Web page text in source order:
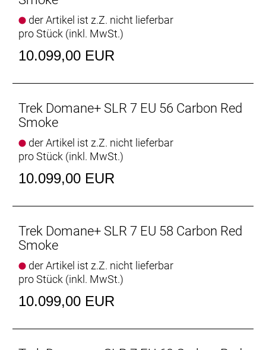
diskrete elektrische Antriebssystem sorgen für eine
Extraportion Vortrieb, ohne den schlanken Look und
die beeindruckende Performance des Bikes zu
beeinträchtigen. Die drahtlose, elektronische
- Der Harmonic Pinring-Motor von TQ arbeitet
beeindruckend diskret, ist kompakt, leicht und
bis 25 km/h.
- Der smarte Ladeanschluss, das elegant integrierte
Display und die dezente Steuerung sorgen dafür,
dass die cleane Optik eines traditionellen Rennrads
Geometrie und vibrationsdämpfendem hinterem
IsoSpeed sorgt für ein geschmeidigeres und
- Für besonders lange Touren kannst du einen
Range Extender-Akku in den Flaschenhalter
einsetzen, um deine elektrische Reichweite zu
erhöhen.
der Artikel ist z.Z. nicht lieferbar
pro Stück (inkl. MwSt.)
10.099,00 EUR
Trek Domane+ SLR 7 EU 56 Carbon Red
Smoke
der Artikel ist z.Z. nicht lieferbar
pro Stück (inkl. MwSt.)
10.099,00 EUR
Trek Domane+ SLR 7 EU 58 Carbon Red
Smoke
der Artikel ist z.Z. nicht lieferbar
pro Stück (inkl. MwSt.)
10.099,00 EUR